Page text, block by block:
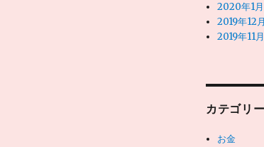
2020年1月
2019年12月
2019年11月
カテゴリー
お金